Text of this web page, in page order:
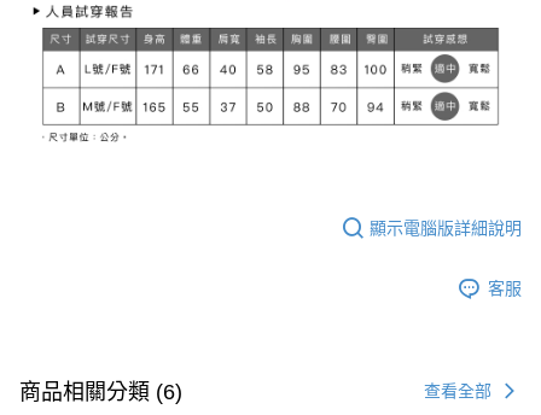
顯示電腦版詳細說明
客服
商品相關分類 (6) 查看全部